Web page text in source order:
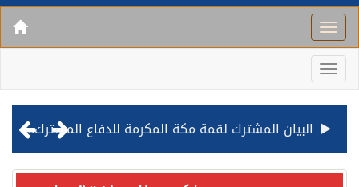
البيان المشترك لقمة مكة المكرمة للدفاع المشترك بين المملكة وتركيا وباكستان
قيادة القوات المشتركة للتحالف: نفذنا عملية رد عسكري متناسبة لأهداف عسكرية مشروعة تابعة للمليشيا الحوثية الإرهابية في محافظة الحديدة